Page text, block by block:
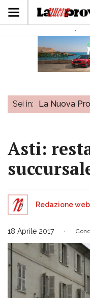
Sei in: La Nuova
Asti:
Redazione web
18 Aprile 2017